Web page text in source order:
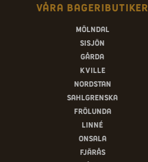
Våra bageributiker
Mölndal
Sisjön
Gårda
Kville
Nordstan
Sahlgrenska
Frölunda
Linné
Onsala
Fjärås